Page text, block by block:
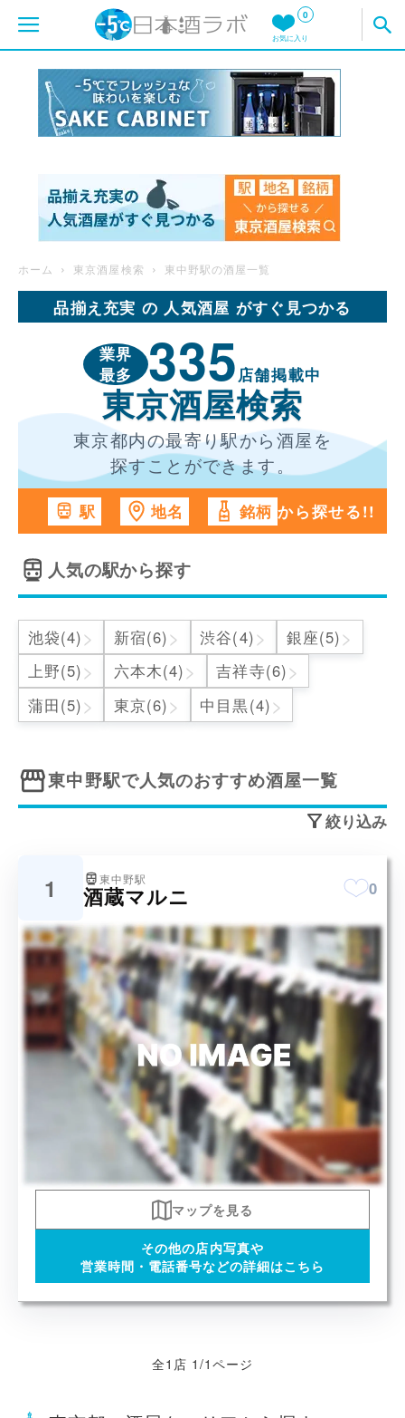
0
お気に入り
ホーム 東京酒屋検索 東中野駅の酒屋一覧
品揃え充実 の 人気酒屋 がすぐ見つかる
業界
最多
335店舗掲載中
東京酒屋検索
東京都内の最寄り駅から酒屋を
探すことができます。
駅 地名 銘柄 から探せる!!
人気の駅から探す
池袋(4) > 新宿(6) > 渋谷(4) > 銀座(5) >
上野(5) > 六本木(4) > 吉祥寺(6) >
蒲田(5) > 東京(6) > 中目黒(4) >
東中野駅で人気のおすすめ酒屋一覧
絞り込み
1 東中野駅
酒蔵マルニ 0
マップを見る
その他の店内写真や
営業時間・電話番号などの詳細はこちら
全1店 1/1ページ